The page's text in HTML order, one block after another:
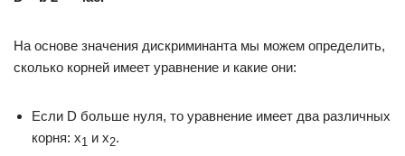
На основе значения дискриминанта мы можем определить,
сколько корней имеет уравнение и какие они:
Если D больше нуля, то уравнение имеет два различных
корня: x1 и x2.